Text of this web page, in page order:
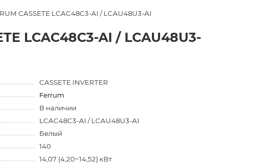
CASSETE LCAC48C3-AI / LCAU48U3-AI
LCAC48C3-AI / LCAU48U3-
CASSETE INVERTER
Ferrum
В наличии
LCAC48C3-AI / LCAU48U3-AI
Белый
140
14,07 (4,20~14,52) кВт